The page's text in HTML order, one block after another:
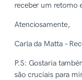
receber um retorno
Atenciosamente,
Carla da Matta –
P.S: Gostaria
são cruciais para